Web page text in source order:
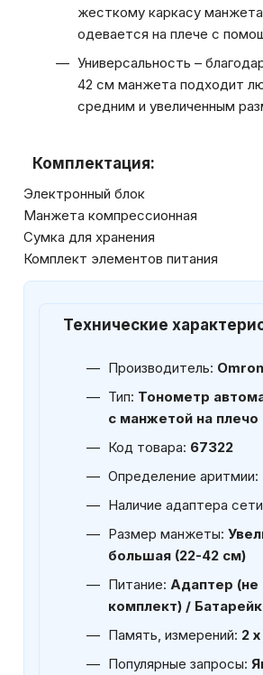
жесткому каркасу манжета
одевается на плече с
Универсальность –
42 см манжета подходит
средним и увеличенным
Комплектация:
Электронный блок
Манжета компрессионная
Сумка для хранения
Комплект элементов питания
Технические
Производитель: Omron
Тип: Тонометр
с манжетой на плечо
Код товара: 67322
Определение аритмии:
Наличие адаптера
Размер манжеты:
большая (22-42 см)
Питание: Адаптер (не
комплект) /
Память, измерений: 2
Популярные запросы: